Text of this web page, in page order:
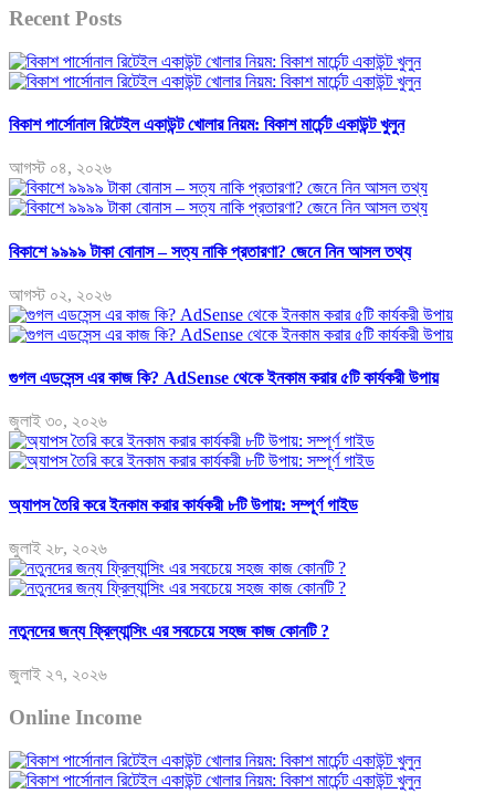
Recent Posts
বিকাশ পার্সোনাল রিটেইল একাউন্ট খোলার নিয়ম: বিকাশ মার্চেন্ট একাউন্ট খুলুন
আগস্ট ০৪, ২০২৬
বিকাশে ৯৯৯৯ টাকা বোনাস – সত্য নাকি প্রতারণা? জেনে নিন আসল তথ্য
আগস্ট ০২, ২০২৬
গুগল এডসেন্স এর কাজ কি? AdSense থেকে ইনকাম করার ৫টি কার্যকরী উপায়
জুলাই ৩০, ২০২৬
অ্যাপস তৈরি করে ইনকাম করার কার্যকরী ৮টি উপায়: সম্পূর্ণ গাইড
জুলাই ২৮, ২০২৬
নতুনদের জন্য ফ্রিল্যান্সিং এর সবচেয়ে সহজ কাজ কোনটি ?
জুলাই ২৭, ২০২৬
Online Income